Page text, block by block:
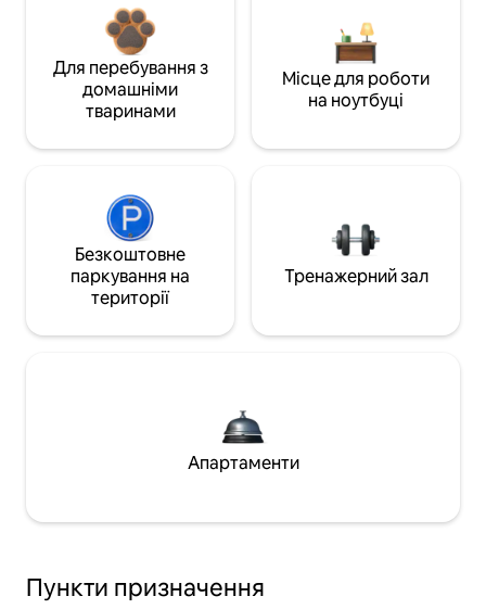
Для перебування з
домашніми
тваринами
Місце для роботи
на ноутбуці
Безкоштовне
паркування на
території
Тренажерний зал
Апартаменти
Пункти призначення